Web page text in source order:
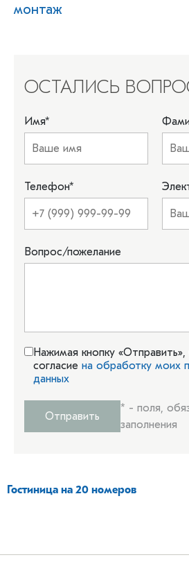
монтаж
ОСТАЛИСЬ
Имя*
Телефон*
Вопрос/пожелание
Нажимая кнопку
согласие на обработку моих
данных
Отправить
* - поля,
заполнения
Гостиница на 20 номеров